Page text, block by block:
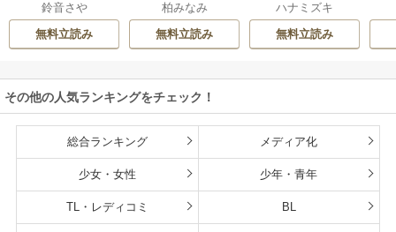
た
鈴音さや
無料立読み
私を捨てる
柏みなみ
無料立読み
様、どうか私のこ
とは忘れてくださ
い
ハナミズキ
無料立読み
その他の人気ランキングをチェック！
総合ランキング メディア化
少女・女性 少年・青年
TL・レディコミ BL